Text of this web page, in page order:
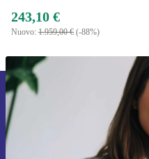
243,10 €
Nuovo: 1.959,00 € (-88%)
Iscriviti per
newsletter
Non farti più